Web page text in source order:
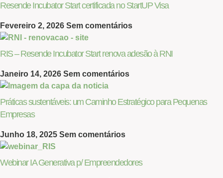
Resende Incubator Start certificada no StartUP Visa
Fevereiro 2, 2026 Sem comentários
RIS – Resende Incubator Start renova adesão à RNI
Janeiro 14, 2026 Sem comentários
Práticas sustentáveis: um Caminho Estratégico para Pequenas
Empresas
Junho 18, 2025 Sem comentários
Webinar IA Generativa p/ Empreendedores